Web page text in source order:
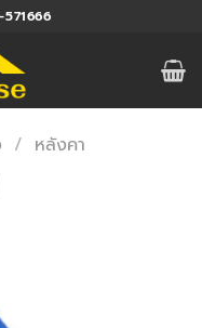
571666
/ หลังคา